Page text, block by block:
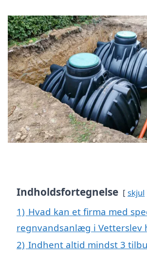
Indholdsfortegnelse skjul
1) Hvad kan et firma med
regnvandsanlæg i Vetterslev
2) Indhent altid mindst 3